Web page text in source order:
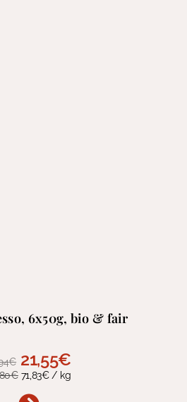
6x50g, bio & fair
€ Ursprünglicher
Preis
war:
21,55€
€ 71,83€/ kg